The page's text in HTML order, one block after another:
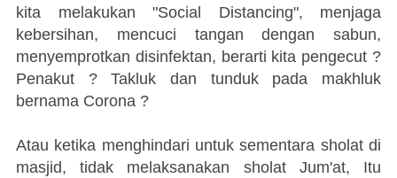
kita melakukan "Social Distancing", menjaga
kebersihan, mencuci tangan dengan sabun,
menyemprotkan disinfektan, berarti kita pengecut ?
Penakut ? Takluk dan tunduk pada makhluk
bernama Corona ?
Atau ketika menghindari untuk sementara sholat di
masjid, tidak melaksanakan sholat Jum'at, Itu